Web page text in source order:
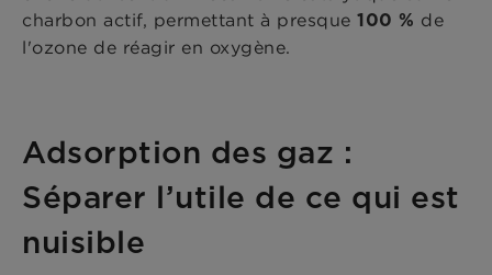
charbon actif, permettant à presque 100 % de
l'ozone de réagir en oxygène.
Adsorption des gaz :
Séparer l’utile de ce qui est
nuisible